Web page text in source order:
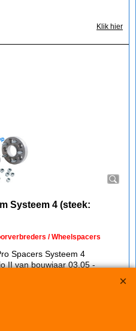
Klik hier
Systeem 4 (steek:
/ Wheelspacers
Spacers Systeem 4
II van bouwjaar 03.05 -